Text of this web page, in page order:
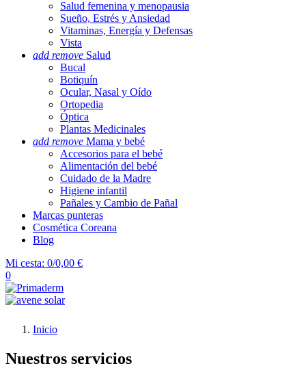
Salud femenina y menopausia
Sueño, Estrés y Ansiedad
Vitaminas, Energía y Defensas
Vista
add remove Salud
Bucal
Botiquín
Ocular, Nasal y Oído
Ortopedia
Óptica
Plantas Medicinales
add remove Mama y bebé
Accesorios para el bebé
Alimentación del bebé
Cuidado de la Madre
Higiene infantil
Pañales y Cambio de Pañal
Marcas punteras
Cosmética Coreana
Blog
Mi cesta: 0/0,00 €
0
Inicio
Nuestros servicios